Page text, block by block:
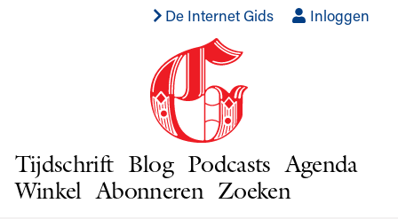
De Internet Gids Inloggen
Tijdschrift Blog Podcasts Agenda
Winkel Abonneren Zoeken